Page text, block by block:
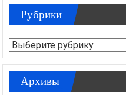
Рубрики
Рубрики
Архивы